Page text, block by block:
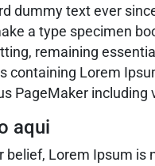
dummy text ever
a type specimen
remaining
containing Lorem
PageMaker including
aqui
belief, Lorem Ipsum is